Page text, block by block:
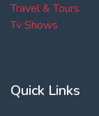
Travel & Tours
Tv Shows
Quick Links